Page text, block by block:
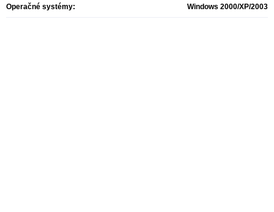
Operačné systémy: Windows 2000/XP/2003